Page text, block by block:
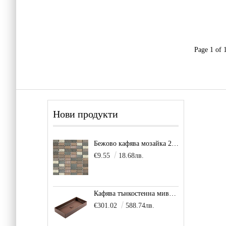
Page 1 of 1
Нови продукти
Бежово кафява мозайка 2,5х5см Scala Beige
€9.55
18.68лв.
Кафява тънкостенна мивка за плот Balance, цвят - карамел
€301.02
588.74лв.